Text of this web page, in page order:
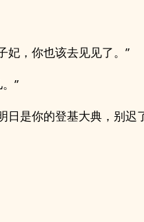
妃，你也该去见见了。”
”
日是你的登基大典，别迟